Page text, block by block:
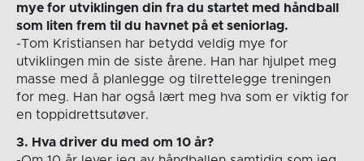
mye for utviklingen din fra du startet med håndball
som liten frem til du havnet på et seniorlag.
-Tom Kristiansen har betydd veldig mye for
utviklingen min de siste årene. Han har hjulpet meg
masse med å planlegge og tilrettelegge treningen
for meg. Han har også lært meg hva som er viktig for
en toppidrettsutøver.
3. Hva driver du med om 10 år?